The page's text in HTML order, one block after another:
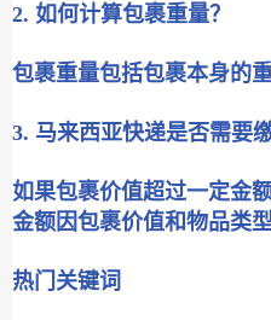
2. 如何计算包裹重量？
包裹重量包括包裹本身的
3. 马来西亚快递是否需要
如果包裹价值超过一定金
金额因包裹价值和物品类型
热门关键词